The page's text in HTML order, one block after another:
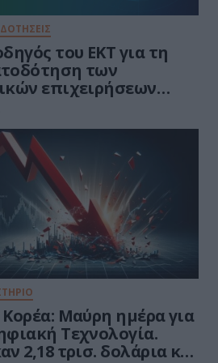
του ΕΚΤ για τη
των
επιχειρήσεων
της άμυνας
Μαύρη ημέρα για
Τεχνολογία.
2,18 τρισ. δολάρια και